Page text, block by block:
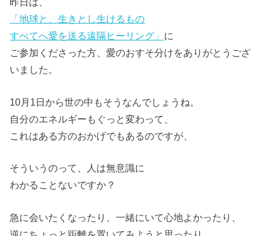
昨日は、
「地球と、生きとし生けるもの
すべてへ愛を送る遠隔ヒーリング」 に
ご参加くださった方、愛のおすそ分けをありがとうござ
いました。
10月1日から世の中もそうなんでしょうね。
自分のエネルギーもぐっと変わって、
これはある方のおかげでもあるのですが、
そういうのって、人は無意識に
わかることないですか？
急に会いたくなったり、一緒にいて心地よかったり、